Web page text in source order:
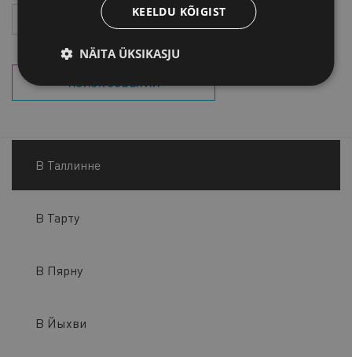
Месяц
ПОИСК СОБЫТИЙ
В Таллинне
В Тарту
В Пярну
В Йыхви
KEELDU KÕIGIST
NÄITA ÜKSIKASJU